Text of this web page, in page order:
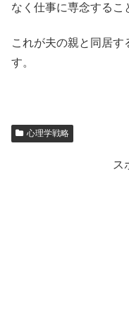
なく仕事に専念するこ
これが夫の親と同居す
す。
心理学戦略
ス